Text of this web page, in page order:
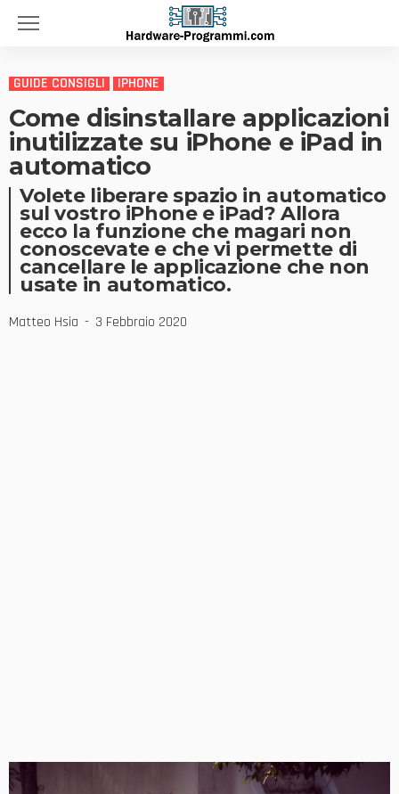
GUIDE CONSIGLI IPHONE
Come disinstallare applicazioni
inutilizzate su iPhone e iPad in
automatico
Volete liberare spazio in automatico
sul vostro iPhone e iPad? Allora
ecco la funzione che magari non
conoscevate e che vi permette di
cancellare le applicazione che non
usate in automatico.
Matteo Hsia 3 Febbraio 2020